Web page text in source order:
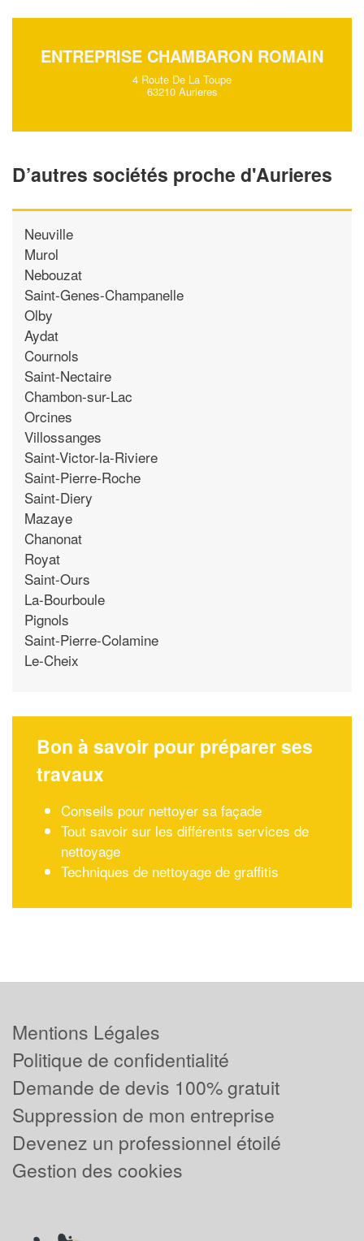
ENTREPRISE CHAMBARON ROMAIN
4 Route De La Toupe
63210 Aurieres
D’autres sociétés proche d'Aurieres
Neuville
Murol
Nebouzat
Saint-Genes-Champanelle
Olby
Aydat
Cournols
Saint-Nectaire
Chambon-sur-Lac
Orcines
Villossanges
Saint-Victor-la-Riviere
Saint-Pierre-Roche
Saint-Diery
Mazaye
Chanonat
Royat
Saint-Ours
La-Bourboule
Pignols
Saint-Pierre-Colamine
Le-Cheix
Bon à savoir pour préparer ses
travaux
Conseils pour nettoyer sa façade
Tout savoir sur les différents services de
nettoyage
Techniques de nettoyage de graffitis
Mentions Légales
Politique de confidentialité
Demande de devis 100% gratuit
Suppression de mon entreprise
Devenez un professionnel étoilé
Gestion des cookies